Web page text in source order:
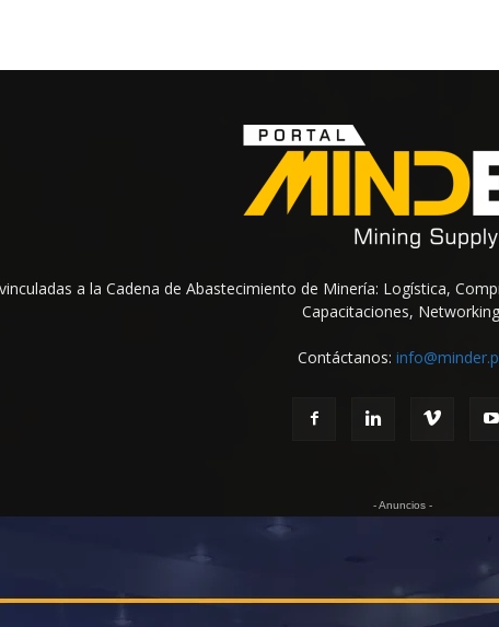
a la Cadena de Abastecimiento de Minería: Logística,
Capacitaciones,
Contáctanos:
- Anuncios -